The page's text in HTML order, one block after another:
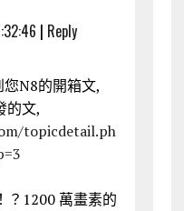
| Reply
N8的開箱文,
的文,
topicdetail.ph
？1200 萬畫素的